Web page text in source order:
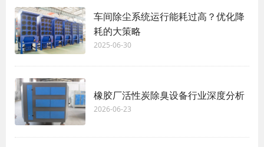
车间除尘系统运行能耗过高？优化降
耗的大策略
2025-06-30
橡胶厂活性炭除臭设备行业深度分析
2026-06-23